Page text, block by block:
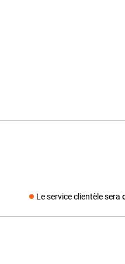
Le service clientèle sera
Média social